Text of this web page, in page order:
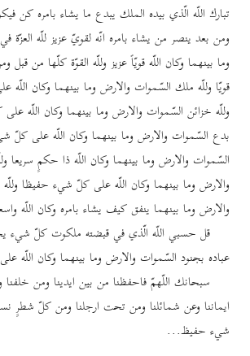
تبارك اللّه الّذي بيده الملك يبدع ما يشاء بامره كن
ومن بعد ينصر من يشاء بامره انّه لقويّ عزيز للّه العزّة
وما بينهما وكان اللّه قويّاً عزيز وللّه القوّة كلّها من قبل
قويّا وللّه ملك السّموات والارض وما بينهما وكان
وللّه خزائن السّموات والارض وما بينهما وكان اللّه
بدع السّموات والارض وما بينهما وكان اللّه على كلّ
السّموات والارض وما بينهما وكان اللّه ذا حكمٍ سريعا
والارض وما بينهما وكان اللّه على كلّ شيء حفيظا
والارض وما بينهما ينفق كيف يشاء بامره وكان اللّه
قل حسبي اللّه الّذي في قبضته ملكوت كلّ شيء
عباده بجنود السّموات والارض وما بينهما وكان
سبحانك اللّهمّ فاحفظنا من بين ايدينا ومن
ايماننا وعن شمائلنا ومن تحت ارجلنا ومن كلّ شطرٍ
شيء حفيظ...